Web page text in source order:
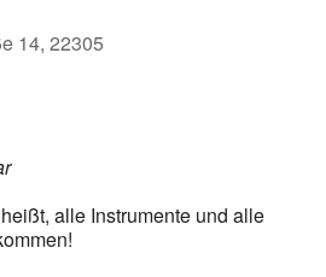
14, 22305
alle Instrumente und alle